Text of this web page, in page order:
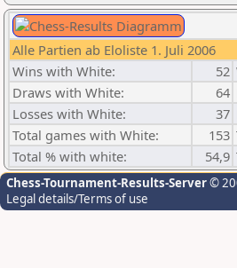
Alle Partien ab Eloliste 1. Juli 2006
Wins with White:
52
Draws with White:
64
Losses with White:
37
Total games with White:
153
Total % with white:
54,9
Chess-Tournament-Results-Server©
Legal details/Terms of use